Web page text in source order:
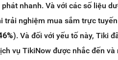
nhanh. Và với các số liệu
trải nghiệm mua sắm trực
). Và đối với yếu tố này, Tiki
vụ TikiNow được nhắc đến và